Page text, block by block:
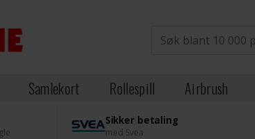
Samlekort Rollespill Airbrush
Sikker betaling
med Svea